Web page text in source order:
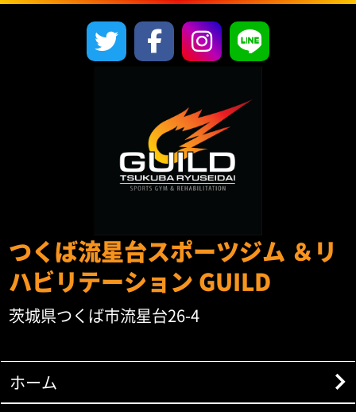
つくば流星台スポーツジム ＆リ
ハビリテーション GUILD
茨城県つくば市流星台26-4
ホーム